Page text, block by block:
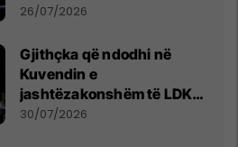
e Prenga
26/07/2026
Gjithçka që ndodhi në
Kuvendin e
jashtëzakonshëm të LDK-
së
30/07/2026